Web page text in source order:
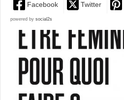
Facebook Twitter
powered by social2s